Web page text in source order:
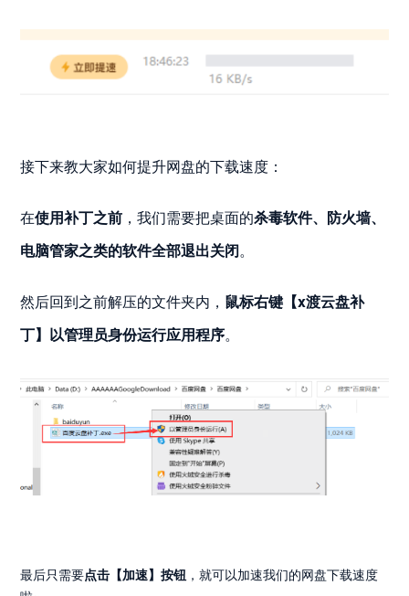
接下来教大家如何提升网盘的下载速度：
在使用补丁之前 ，我们需要把桌面的杀毒软件、防火墙、
电脑管家之类的软件全部退出关闭。
然后回到之前解压的文件夹内， 鼠标右键【x渡云盘补
丁】以管理员身份运行应用程序。
最后只需要点击【加速】按钮 ，就可以加速我们的网盘下载速度